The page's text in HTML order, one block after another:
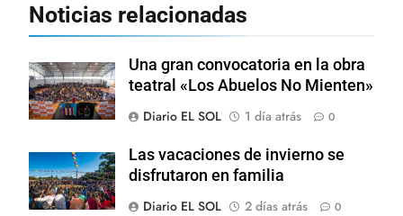
Noticias relacionadas
Una gran convocatoria en la obra
teatral «Los Abuelos No Mienten»
Diario EL SOL
1 día atrás 0
Las vacaciones de invierno se
disfrutaron en familia
Diario EL SOL
2 días atrás 0